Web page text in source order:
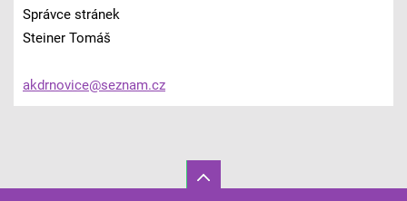
Správce stránek
Steiner Tomáš
akdrnovice@seznam.cz